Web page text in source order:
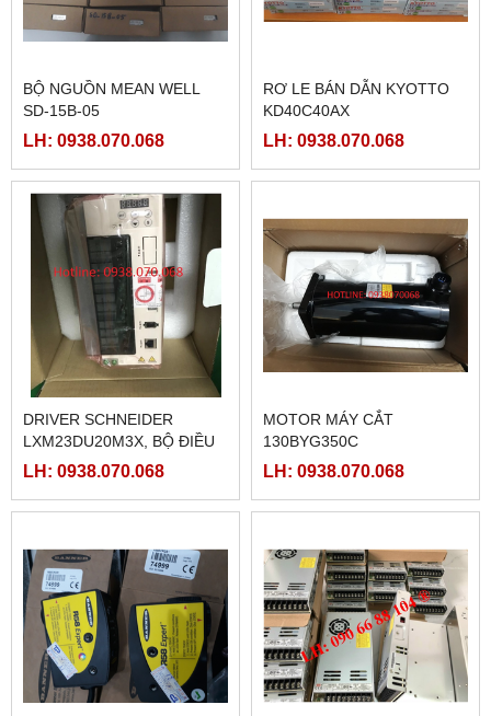
BỘ NGUỒN MEAN WELL
SD-15B-05
LH: 0938.070.068
RƠ LE BÁN DẪN KYOTTO
KD40C40AX
LH: 0938.070.068
DRIVER SCHNEIDER
LXM23DU20M3X, BỘ ĐIỀU
KHIỂN SERVO
LH: 0938.070.068
MOTOR MÁY CẮT
130BYG350C
LH: 0938.070.068